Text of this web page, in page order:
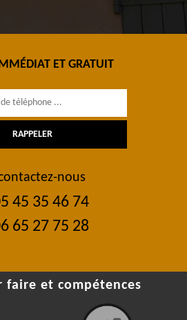
ET GRATUIT
nous
45 35 46 74
65 27 75 28
faire et compétences